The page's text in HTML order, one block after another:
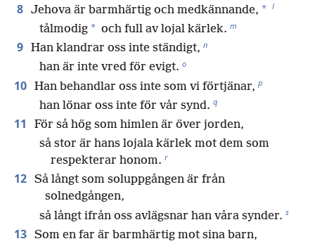
8 Jehova är barmhärtig och medkännande, * l
tålmodig * och full av lojal kärlek. m
9 Han klandrar oss inte ständigt, n
han är inte vred för evigt. o
10 Han behandlar oss inte som vi förtjänar, p
han lönar oss inte för vår synd. q
11
För så hög som himlen är över jorden,
så stor är hans lojala kärlek mot dem som
respekterar honom. r
12 Så långt som soluppgången är från
solnedgången,
så långt ifrån oss avlägsnar han våra synder. s
13 Som en far är barmhärtig mot sina barn,